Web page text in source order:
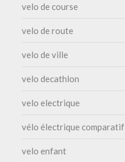
velo de course
velo de route
velo de ville
velo decathlon
velo electrique
vélo électrique comparatif
velo enfant